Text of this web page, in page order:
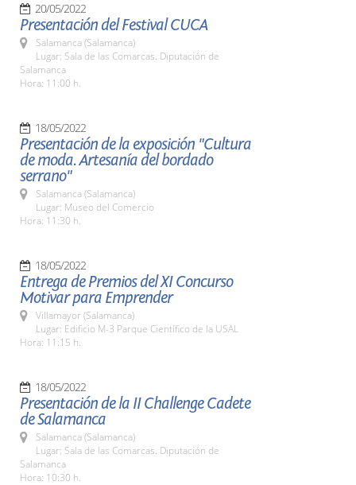
20/05/2022
Presentación del Festival CUCA
Salamanca (Salamanca)
Lugar: Sala de las Comarcas. Diputación de
Salamanca
Hora: 11:00 h.
18/05/2022
Presentación de la exposición "Cultura
de moda. Artesanía del bordado
serrano"
Salamanca (Salamanca)
Lugar: Museo del Comercio
Hora: 11:30 h.
18/05/2022
Entrega de Premios del XI Concurso
Motivar para Emprender
Villamayor (Salamanca)
Lugar: Edificio M-3 Parque Científico de la USAL
Hora: 11:15 h.
18/05/2022
Presentación de la II Challenge Cadete
de Salamanca
Salamanca (Salamanca)
Lugar: Sala de las Comarcas. Diputación de
Salamanca
Hora: 10:30 h.